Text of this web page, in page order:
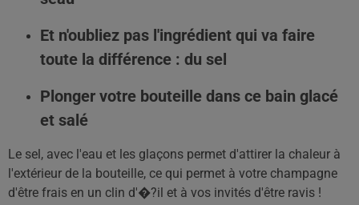
Et n'oubliez pas l'ingrédient qui va faire
toute la différence : du sel
Plonger votre bouteille dans ce bain glacé
et salé
Le sel, avec l'eau et les glaçons permet d'attirer la chaleur à
l'extérieur de la bouteille, ce qui permet à votre champagne
d'être frais en un clin d'�?il et à vos invités d'être ravis !